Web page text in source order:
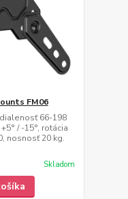
FM06
66-198
/ -15°, rotácia
nosnosť 20 kg.
Skladom